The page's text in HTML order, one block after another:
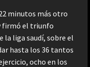
minutos más otro
firmó el triunfo
la liga saudí, sobre el
hasta los 36 tantos
ocho en los